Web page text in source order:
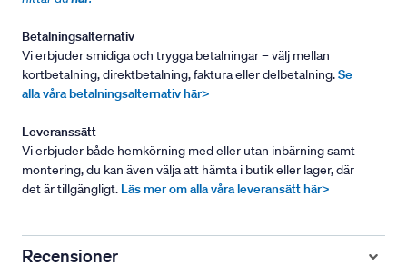
Betalningsalternativ
Vi erbjuder smidiga och trygga betalningar – välj mellan
kortbetalning, direktbetalning, faktura eller delbetalning.Se
alla våra betalningsalternativ här>
Leveranssätt
Vi erbjuder både hemkörning med eller utan inbärning samt
montering, du kan även välja att hämta i butik eller lager, där
det är tillgängligt. Läs mer om alla våra leveransätt här>
Recensioner